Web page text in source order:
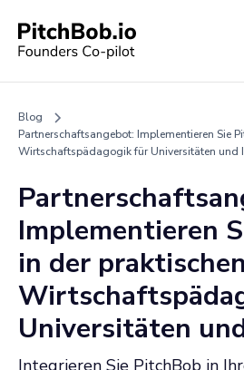
Blog
Partnerschaftsangebot: Implementieren Sie
Wirtschaftspädagogik für Universitäten und
Implementieren
in der praktischen
Universitäten
Integrieren Sie PitchBob in